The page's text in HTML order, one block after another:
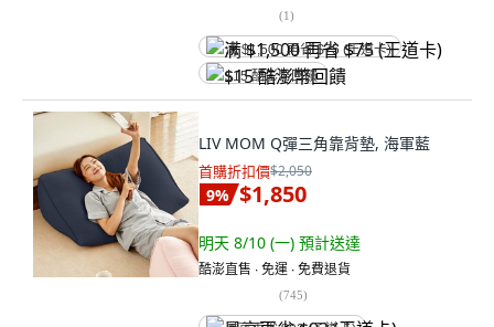
(1)
满 $1,500 再省 $75 (王道卡)
$15 酷澎幣回饋
LIV MOM Q彈三角靠背墊, 海軍藍
首購折扣價$2,050
9% $1,850
明天 8/10 (一) 預計送達
酷澎直售 ∙ 免運 ∙ 免費退貨
(745)